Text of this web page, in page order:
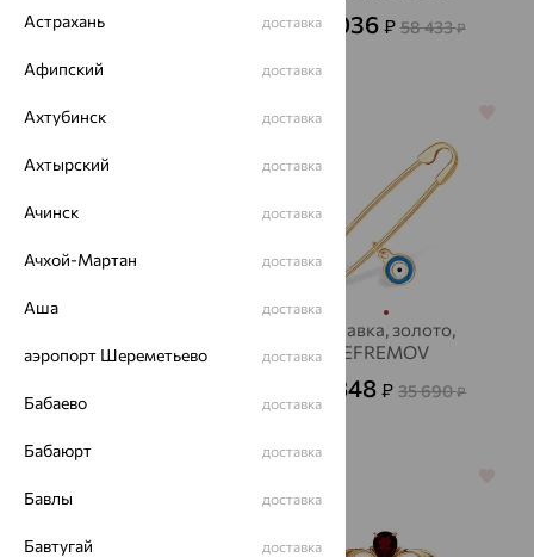
от 27 831 21 036 ₽ 58 433₽
70%
малахит, MAGIC
64%
Булавка, золото,
EFREMOV
12 848₽ 35 690₽
Астрахань доставка
Афипский доставка
Ахтубинск доставка
Ахтырский доставка
Ачинск доставка
Ачхой-Мартан доставка
Аша доставка
аэропорт Шереметьево доставка
Бабаево доставка
Бабаюрт доставка
Бавлы доставка
Бавтугай доставка